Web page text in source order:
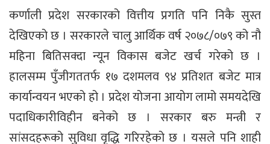
कर्णाली प्रदेश सरकारको वित्तीय प्रगति पनि निकै सुस्त
देखिएको छ । सरकारले चालु आर्थिक वर्ष २०७८/०७९ को नौ
महिना बितिसक्दा न्यून विकास बजेट खर्च गरेको छ ।
हालसम्म पुँजीगततर्फ १७ दशमलव ९४ प्रतिशत बजेट मात्र
कार्यान्वयन भएको हो । प्रदेश योजना आयोग लामो समयदेखि
पदाधिकारीविहीन बनेको छ । सरकार बरु मन्त्री र
सांसदहरूको सुविधा वृद्धि गरिरहेको छ । यसले पनि शाही